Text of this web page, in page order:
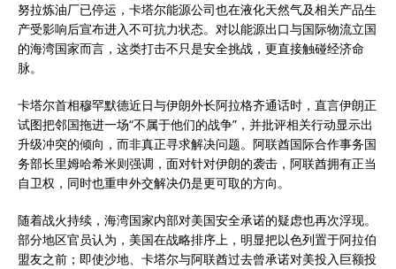
努拉炼油厂已停运，卡塔尔能源公司也在液化天然气及相关产品生
产受影响后宣布进入不可抗力状态。对以能源出口与国际物流立国
的海湾国家而言，这类打击不只是安全挑战，更直接触碰经济命
脉。
卡塔尔首相穆罕默德近日与伊朗外长阿拉格齐通话时，直言伊朗正
试图把邻国拖进一场“不属于他们的战争”，并批评相关行动显示出
升级冲突的倾向，而非真正寻求解决问题。阿联酋国际合作事务国
务部长里姆哈希米则强调，面对针对伊朗的袭击，阿联酋拥有正当
自卫权，同时也重申外交解决仍是更可取的方向。
随着战火持续，海湾国家内部对美国安全承诺的疑虑也再次浮现。
部分地区官员认为，美国在战略排序上，明显把以色列置于阿拉伯
盟友之前；即使沙地、卡塔尔与阿联酋过去曾承诺对美投入巨额投